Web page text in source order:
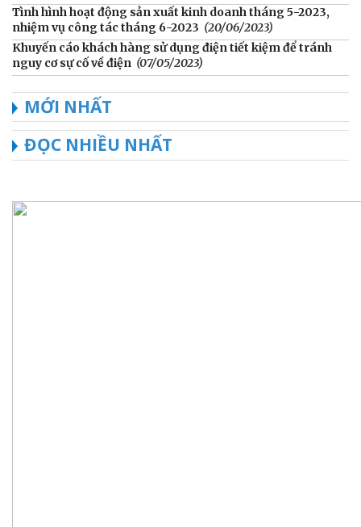
Tình hình hoạt động sản xuất kinh doanh tháng 5-2023,
nhiệm vụ công tác tháng 6-2023 (20/06/2023)
Khuyến cáo khách hàng sử dụng điện tiết kiệm để tránh
nguy cơ sự cố về điện (07/05/2023)
MỚI NHẤT
ĐỌC NHIỀU NHẤT